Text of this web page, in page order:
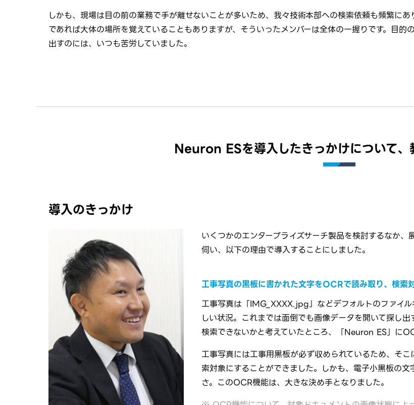
しかも、現場は目の前の業務で手が離せないことが多いため、我々技術本部への検索依頼も頻繁にあ
であれば大体の場所を覚えていることもありますが、そういったメンバーは全体の一握りです。目的
出すのには、いつも苦労していました。
Neuron ESを導入したきっかけについて、
導入のきっかけ
いくつかのエンタープライズサーチ製品を検討するなか
伺い、以下の理由で導入することにしました。
工事写真の黒板に書かれた文字をOCRで読み取り、検索
工事写真は「IMG_XXXX.jpg」などデフォルトのファイ
しい状況。これまでは面倒でも画像データを開いて探し
検索できないかと考えていたところ、「Neuron ES」に
工事写真には工事用黒板が必ず収められているため、そ
索対象にすることができました。しかも、電子小黒板の
さ。このOCR機能は、大きな決め手となりました。